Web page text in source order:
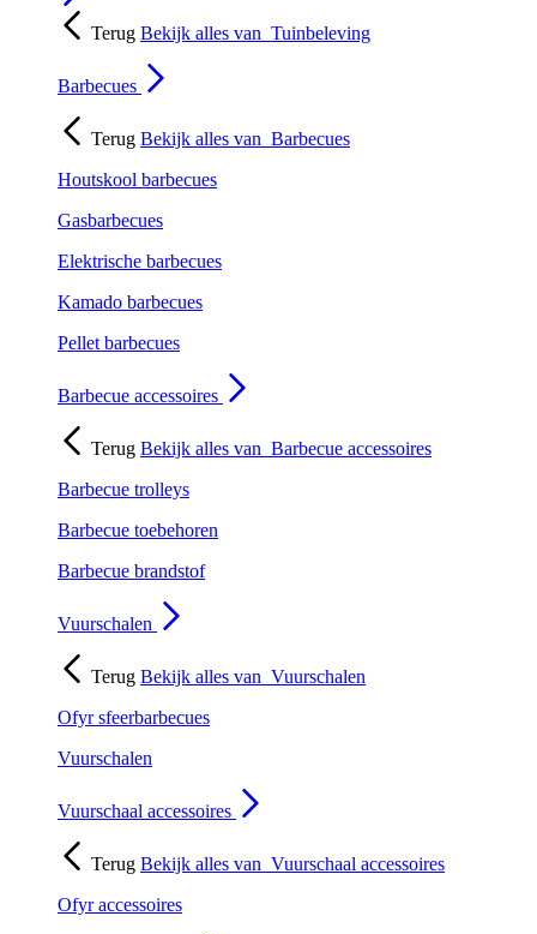
Terug Bekijk alles van Tuinbeleving
Barbecues
Terug Bekijk alles van Barbecues
Houtskool barbecues
Gasbarbecues
Elektrische barbecues
Kamado barbecues
Pellet barbecues
Barbecue accessoires
Terug Bekijk alles van Barbecue accessoires
Barbecue trolleys
Barbecue toebehoren
Barbecue brandstof
Vuurschalen
Terug Bekijk alles van Vuurschalen
Ofyr sfeerbarbecues
Vuurschalen
Vuurschaal accessoires
Terug Bekijk alles van Vuurschaal accessoires
Ofyr accessoires